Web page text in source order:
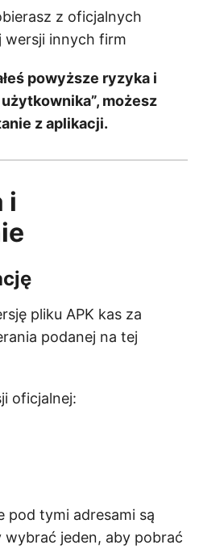
z oficjalnych
wersji innych firm
powyższe ryzyka i
możesz
z aplikacji.
i
pliku APK kas za
podanej na tej
oficjalnej:
pod tymi adresami są
jeden, aby pobrać